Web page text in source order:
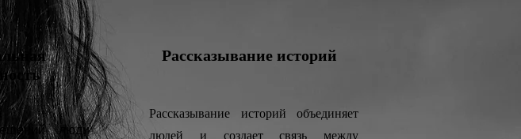
люди
Рассказывание историй
Рассказывание историй объединяет
людей и создает связь между